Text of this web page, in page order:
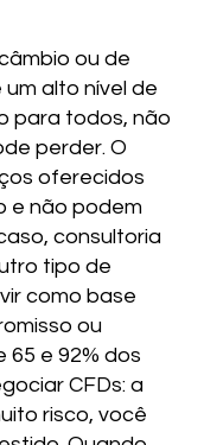
ou de
alto nível de
para todos, não
perder. O
oferecidos
e não podem
consultoria
tipo de
como base
ou
65 e 92% dos
CFDs: a
risco, você